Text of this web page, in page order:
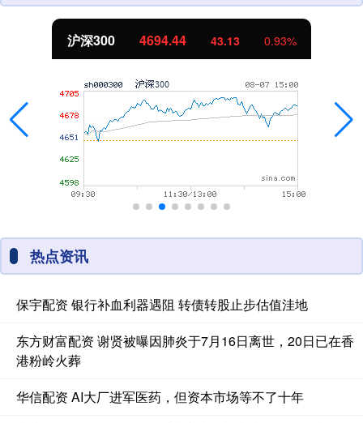
北证50 1134.24 11.37
热点资讯
保宇配资 银行补血利器遇阻 转债转股止步估值洼地
东方财富配资 谢贤被曝因肺炎于7月16日离世，20日已在香
港粉岭火葬
华信配资 AI大厂进军医药，但资本市场等不了十年